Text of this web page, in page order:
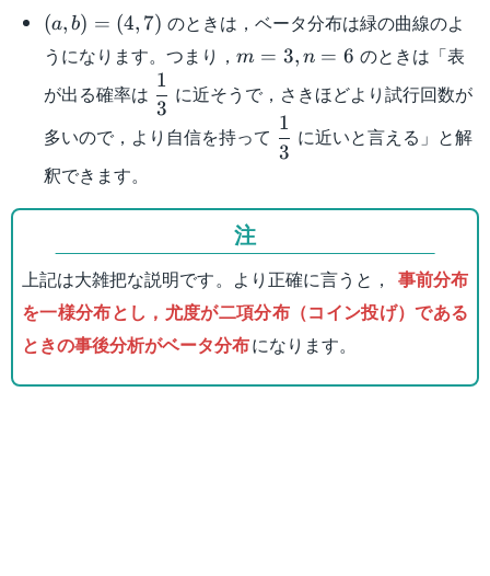
(a,b)=
(4,7)
(a, b) = (4, 7) のときは，ベータ分布は緑の曲線のよ
うになります。つまり， m=3,n=6
m = 3, n = 6 のときは「表
が出る確率は \dfrac{1}
{3}
3
1
に近そうで，さきほどより試行回数が
多いので，より自信を持って \dfrac{1}
{3}
3
1
に近いと言える」と解
釈できます。
注
上記は大雑把な説明です。より正確に言うと， 事前分布
を一様分布とし，尤度が二項分布（コイン投げ）である
ときの事後分析がベータ分布になります。